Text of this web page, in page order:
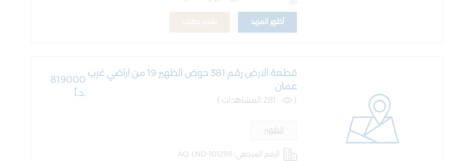
أظهر المزيد
قطعة الارض رقم 381 حوض الظهير 19 من اراضي غرب
عمان
(
819000
.د.أ
الظهير
الرقم المرجعي: AQ-LND-101298